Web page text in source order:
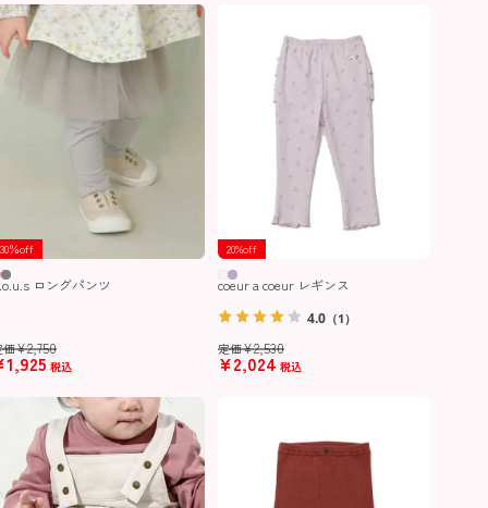
30％off
ロングパンツ
価¥2,750
1,925 税込
20%off
coeur a coeur レギンス
定価¥2,530
¥2,024 税込
4.0（1）